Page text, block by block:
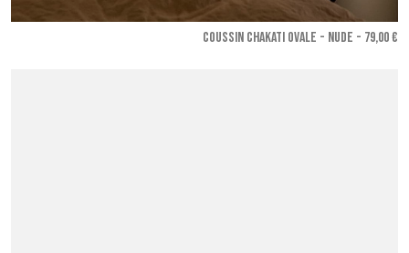
COUSSIN CHAKATI OVALE - Nude - 79,00 €